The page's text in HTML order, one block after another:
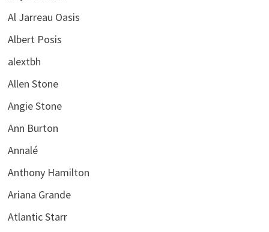
Al Jarreau Oasis
Albert Posis
alextbh
Allen Stone
Angie Stone
Ann Burton
Annalé
Anthony Hamilton
Ariana Grande
Atlantic Starr